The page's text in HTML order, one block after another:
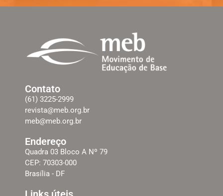
Contato
(61) 3225-2999
revista@meb.org.br
meb@meb.org.br
Endereço
Quadra 03 Bloco A Nº 79
CEP: 70303-000
Brasília - DF